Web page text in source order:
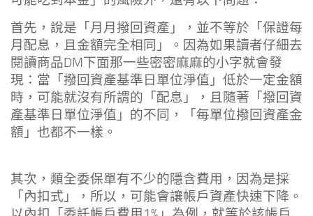
首先，說是「月月撥回資產」，並不等於「保證每
月配息，且金額完全相同」。因為如果讀者仔細去
閱讀商品DM下面那一些密密麻麻的小字就會發
現：當「撥回資產基準日單位淨值」低於一定金額
時，可能就沒有所謂的「配息」，且隨著「撥回資
產基準日單位淨值」的不同，「每單位撥回資產金
額」也都不一樣。
其次，類全委保單有不少的隱含費用，因為是採
「內扣式」，所以，可能會讓帳戶資產快速下降。